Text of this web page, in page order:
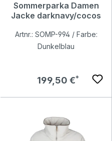
Sommerparka Damen
Jacke darknavy/cocos
Artnr.: SOMP-994 / Farbe:
Dunkelblau
Regulärer Preis:
199,50 €